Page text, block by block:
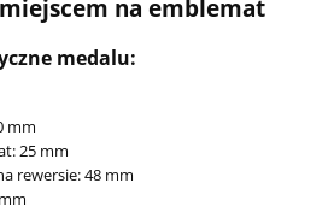
na emblemat
medalu:
mm
25 mm
rewersie: 48 mm